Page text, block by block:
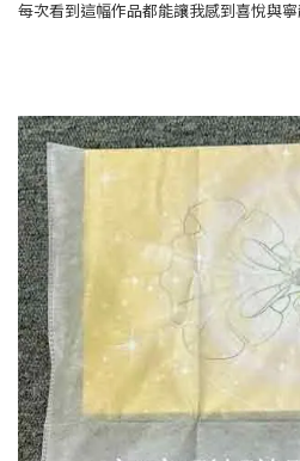
每次看到這幅作品都能讓我感到喜悅與寧